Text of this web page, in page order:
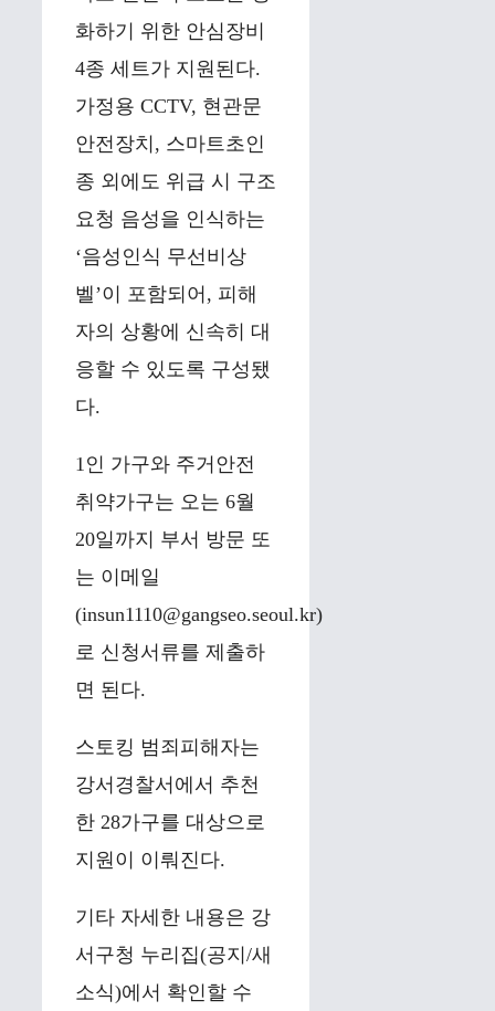
화하기 위한 안심장비
4종 세트가 지원된다.
가정용 CCTV, 현관문
안전장치, 스마트초인
종 외에도 위급 시 구조
요청 음성을 인식하는
‘음성인식 무선비상
벨’이 포함되어, 피해
자의 상황에 신속히 대
응할 수 있도록 구성됐
다.
1인 가구와 주거안전
취약가구는 오는 6월
20일까지 부서 방문 또
는 이메일
(insun1110@gangseo.seoul.kr)
로 신청서류를 제출하
면 된다.
스토킹 범죄피해자는
강서경찰서에서 추천
한 28가구를 대상으로
지원이 이뤄진다.
기타 자세한 내용은 강
서구청 누리집(공지/새
소식)에서 확인할 수